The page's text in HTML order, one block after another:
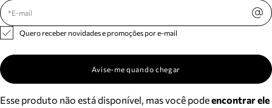
Quero receber novidades e promoções por e-mail
Avise-me quando chegar
Esse produto não está disponível, mas você podeencontrar ele